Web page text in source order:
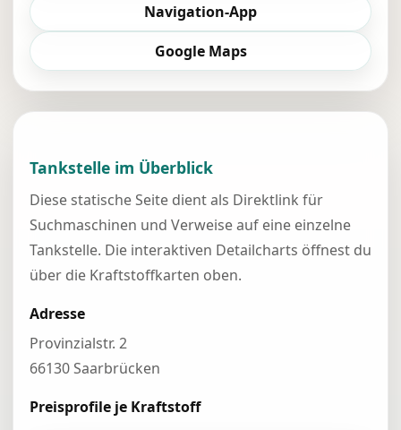
Navigation-App
Google Maps
Tankstelle im Überblick
Diese statische Seite dient als Direktlink für
Suchmaschinen und Verweise auf eine einzelne
Tankstelle. Die interaktiven Detailcharts öffnest du
über die Kraftstoffkarten oben.
Adresse
Provinzialstr. 2
66130 Saarbrücken
Preisprofile je Kraftstoff